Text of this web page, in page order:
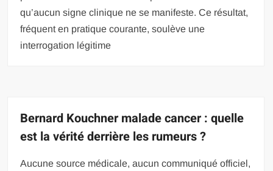
qu’aucun signe clinique ne se manifeste. Ce résultat,
fréquent en pratique courante, soulève une
interrogation légitime
Bernard Kouchner malade cancer : quelle
est la vérité derrière les rumeurs ?
Aucune source médicale, aucun communiqué officiel,